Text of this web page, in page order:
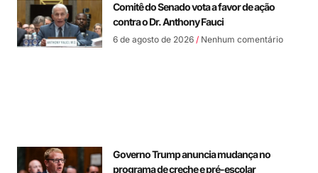
Comitê do Senado vota a favor de ação
contra o Dr. Anthony Fauci
6 de agosto de 2026 Nenhum comentário
Governo Trump anuncia mudança no
programa de creche e pré-escolar